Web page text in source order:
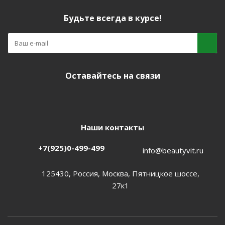
Будьте всегда в курсе!
Оставайтесь на связи
Наши контакты
+7(925)0-499-499 info@beautyvit.ru
125430, Россия, Москва, Пятницкое шоссе,
27к1